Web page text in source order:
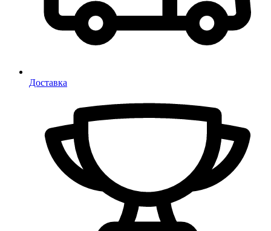
Доставка